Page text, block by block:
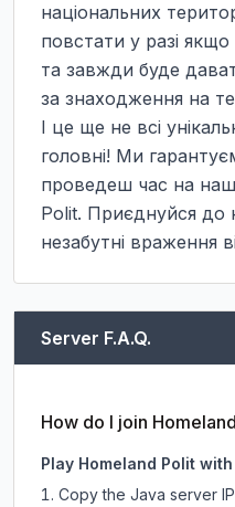
національних
повстати у разі
та завжди буде
за знаходження на
І це ще не всі
головні! Ми
проведеш час на
Polit. Приєднуйся до
незабутні враження
Server F.A.Q.
How do I join
Play Homeland Polit
Copy the Java server